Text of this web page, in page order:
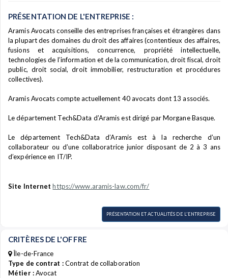
PRÉSENTATION DE L'ENTREPRISE :
Aramis Avocats conseille des entreprises françaises et étrangères dans
la plupart des domaines du droit des affaires (contentieux des affaires,
fusions et acquisitions, concurrence, propriété intellectuelle,
technologies de l’information et de la communication, droit fiscal, droit
public, droit social, droit immobilier, restructuration et procédures
collectives).
Aramis Avocats compte actuellement 40 avocats dont 13 associés.
Le département Tech&Data d’Aramis est dirigé par Morgane Basque.
Le département Tech&Data d’Aramis est à la recherche d’un
collaborateur ou d’une collaboratrice junior disposant de 2 à 3 ans
d’expérience en IT/IP.
Site Internet https://www.aramis-law.com/fr/
PRÉSENTATION ET ACTUALITÉS DE L'ENTREPRISE
CRITÈRES DE L'OFFRE
Île-de-France
Type de contrat :Contrat de collaboration
Métier :Avocat